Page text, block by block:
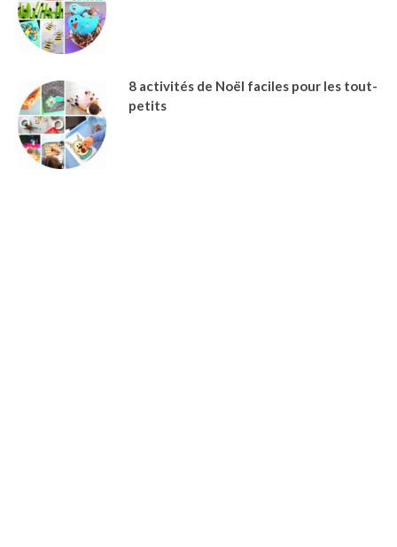
8 activités de Noël faciles pour les tout-
petits